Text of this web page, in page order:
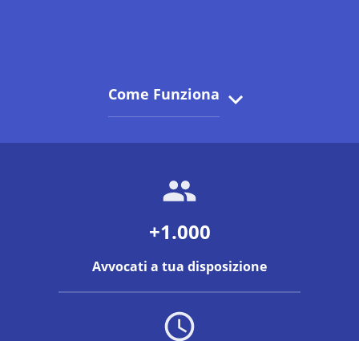
Come Funziona
+1.000
Avvocati a tua disposizione